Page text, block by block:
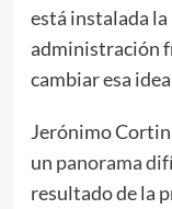
está instalada la
administración
cambiar esa
Jerónimo
un panorama
resultado de la